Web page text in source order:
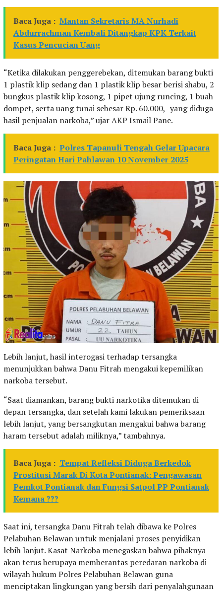
Baca Juga : Mantan Sekretaris MA Nurhadi
Abdurrachman Kembali Ditangkap KPK Terkait
Kasus Pencucian Uang
“Ketika dilakukan penggerebekan, ditemukan barang bukti
1 plastik klip sedang dan 1 plastik klip besar berisi shabu, 2
bungkus plastik klip kosong, 1 pipet ujung runcing, 1 buah
dompet, serta uang tunai sebesar Rp. 60.000,- yang diduga
hasil penjualan narkoba,” ujar AKP Ismail Pane.
Baca Juga : Polres Tapanuli Tengah Gelar Upacara
Peringatan Hari Pahlawan 10 November 2025
Lebih lanjut, hasil interogasi terhadap tersangka
menunjukkan bahwa Danu Fitrah mengakui kepemilikan
narkoba tersebut.
“Saat diamankan, barang bukti narkotika ditemukan di
depan tersangka, dan setelah kami lakukan pemeriksaan
lebih lanjut, yang bersangkutan mengakui bahwa barang
haram tersebut adalah miliknya,” tambahnya.
Baca Juga : Tempat Refleksi Diduga Berkedok
Prostitusi Marak Di Kota Pontianak: Pengawasan
Pemkot Pontianak dan Fungsi Satpol PP Pontianak
Kemana ???
Saat ini, tersangka Danu Fitrah telah dibawa ke Polres
Pelabuhan Belawan untuk menjalani proses penyidikan
lebih lanjut. Kasat Narkoba menegaskan bahwa pihaknya
akan terus berupaya memberantas peredaran narkoba di
wilayah hukum Polres Pelabuhan Belawan guna
menciptakan lingkungan yang bersih dari penyalahgunaan